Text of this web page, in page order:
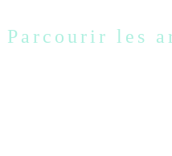
Parcourir les